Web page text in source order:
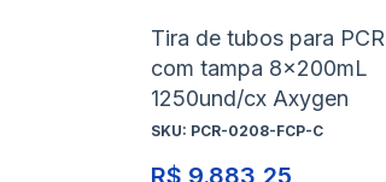
Tira de tubos para PCR
com tampa 8x200mL
1250und/cx Axygen
SKU: PCR-0208-FCP-C